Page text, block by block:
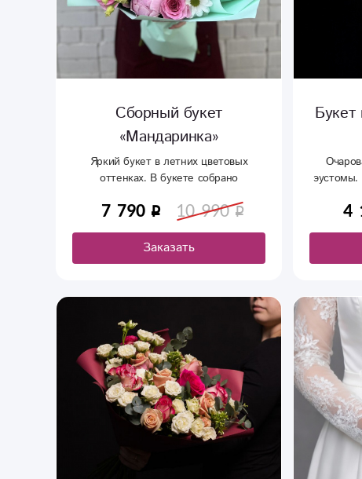
Сборный букет
«Мандаринка»
Яркий букет в летних цветовых
оттенках. В букете собрано
роз, ароматных пионов, кустовых
грациозной эустомы.
7 790 10 990
Заказать
Букет
эустомы.
4